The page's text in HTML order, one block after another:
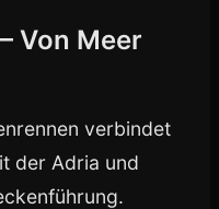
Von Meer
verbindet
der Adria und